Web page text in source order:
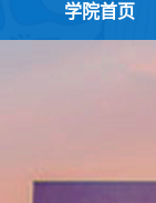
学院首页